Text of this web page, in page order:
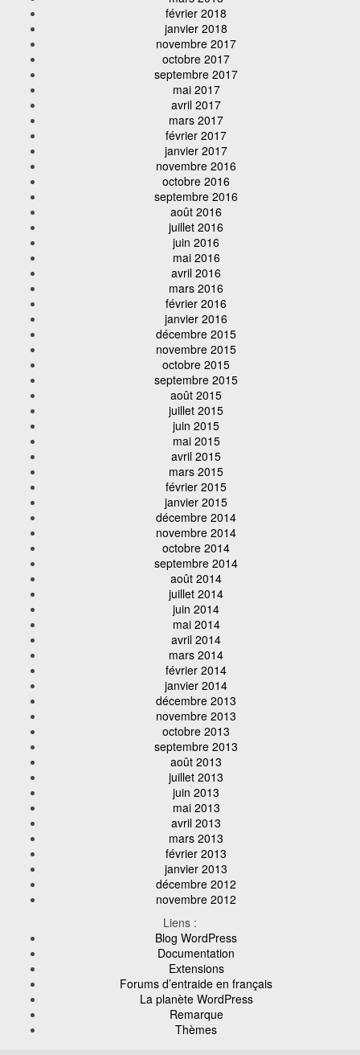
février 2018
janvier 2018
novembre 2017
octobre 2017
septembre 2017
mai 2017
avril 2017
mars 2017
février 2017
janvier 2017
novembre 2016
octobre 2016
septembre 2016
août 2016
juillet 2016
juin 2016
mai 2016
avril 2016
mars 2016
février 2016
janvier 2016
décembre 2015
novembre 2015
octobre 2015
septembre 2015
août 2015
juillet 2015
juin 2015
mai 2015
avril 2015
mars 2015
février 2015
janvier 2015
décembre 2014
novembre 2014
octobre 2014
septembre 2014
août 2014
juillet 2014
juin 2014
mai 2014
avril 2014
mars 2014
février 2014
janvier 2014
décembre 2013
novembre 2013
octobre 2013
septembre 2013
août 2013
juillet 2013
juin 2013
mai 2013
avril 2013
mars 2013
février 2013
janvier 2013
décembre 2012
novembre 2012
Liens :
Blog WordPress
Documentation
Extensions
Forums d’entraide en français
La planète WordPress
Remarque
Thèmes